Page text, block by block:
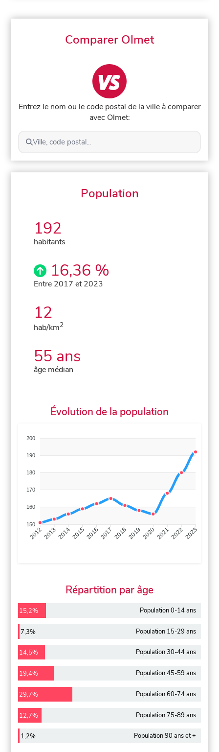
Comparer Olmet
Entrez le nom ou le code postal de la ville à comparer
avec Olmet:
Ville, code postal...
Population
192
habitants
16,36 %
Entre 2017 et 2023
12
hab/km2
55 ans
âge médian
Évolution de la population
200
190
180
170
160
150
201220132014201520162017 20182019 2020202120222023
Répartition par âge
15,2% Population 0-14 ans
7,3% Population 15-29 ans
14,5% Population 30-44 ans
19,4% Population 45-59 ans
29,7% Population 60-74 ans
12,7% Population 75-89 ans
1,2% Population 90 ans et +